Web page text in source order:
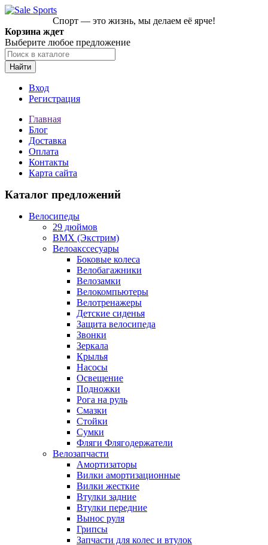
Спорт — это жизнь, мы делаем её ярче!
Корзина ждет
Выберите любое предложение
Найти
Вход
Регистрация
Главная
Блог
Доставка
Оплата
Контакты
Карта сайта
Каталог предложений
Велосипеды
29 дюймов
BMX (Экстрим)
Велоакссесуары
Боковые колеса
Велобагажники
Велозамки
Велокомпьютеры
Велотренажеры
Детские сиденья
Защита велосипеда
Звонки
Зеркала
Крылья
Насосы
Освещение
Подножки
Рога на руль
Смазки
Стойки
Сумки
Фляги Флягодержатели
Велозапчасти
Амортизаторы
Вилки амортизационные
Вилки жесткие
Втулки задние
Втулки передние
Вынос руля
Грипсы
Запчасти для колес и втулок